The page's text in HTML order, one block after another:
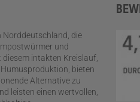
die
und
intakten Kreislauf,
bieten
Alternative zu
leisten einen wertvollen,